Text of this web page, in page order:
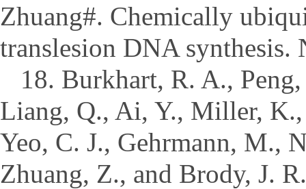
Zhuang#. Chemically
translesion DNA
18. Burkhart, R. A.,
Liang, Q., Ai, Y., Miller,
Yeo, C. J., Gehrmann, M.,
Zhuang, Z., and Brody, J.